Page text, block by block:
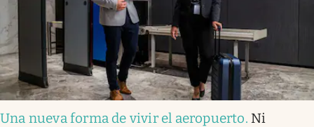
Una nueva forma de vivir el aeropuerto. Ni